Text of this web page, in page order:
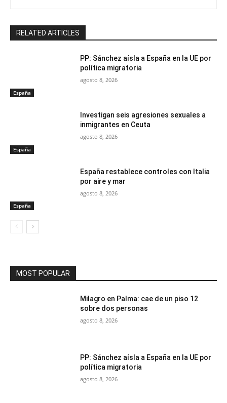
RELATED ARTICLES
España
PP: Sánchez aísla a España en la UE por
política migratoria
agosto 8, 2026
España
Investigan seis agresiones sexuales a
inmigrantes en Ceuta
agosto 8, 2026
España
España restablece controles con Italia
por aire y mar
agosto 8, 2026
MOST POPULAR
Milagro en Palma: cae de un piso 12
sobre dos personas
agosto 8, 2026
PP: Sánchez aísla a España en la UE por
política migratoria
agosto 8, 2026